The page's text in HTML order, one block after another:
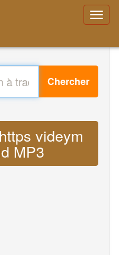
Chercher
videym
MP3